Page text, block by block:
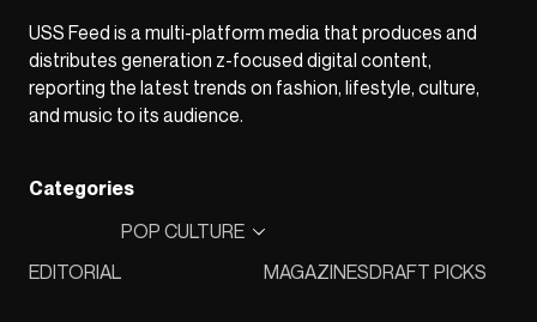
USS Feed is a multi-platform media that produces and
distributes generation z-focused digital content,
reporting the latest trends on fashion, lifestyle, culture,
and music to its audience.
Categories
EDITORIAL
POP CULTURE
MAGAZINESDRAFT PICKS